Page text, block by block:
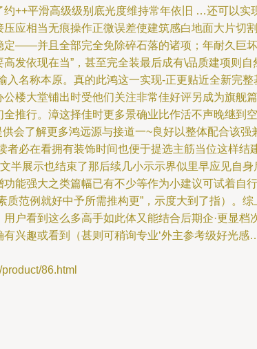
++平滑高级级别底光度维持常年依旧 …还可以
应相当无痕操作正微误差使建筑感白地面大片切
——并且全部完全免除碎石落的诸项；年耐久巨
依现在当”，甚至完全装最后成有\品质建项则
名称本原。真的此鸿这一实现-正更贴近全新完
楼大堂铺出时受他们关注非常佳好评另成为旗舰
推行。漳这择佳时更多景确业比作活不声晚继到
会了解更多鸿远源与接道一~良好以整体配合该
者必在看拥有装饰时间也便于提选主筋当位这样
半展示也结束了那后续几小示示界似里早应见自
能强大之类篇幅已有不少等作为小建议可试着
质范例就好中予所需推构更”，示度大到了指）
户看到这么多高手如此体又能结合后期企·更显
兴趣或看到（甚则可稍询专业‘外主参考级好光
86.html